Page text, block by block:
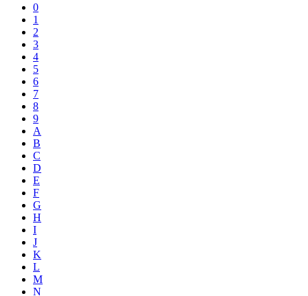
0
1
2
3
4
5
6
7
8
9
A
B
C
D
E
F
G
H
I
J
K
L
M
N